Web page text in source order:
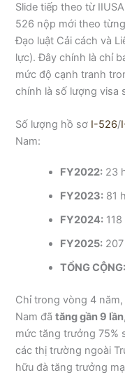
Slide tiếp theo từ
526 nộp mới theo
Đạo luật Cải cách và
lực). Đây chính là chỉ
mức độ cạnh tranh
chính là số lượng visa
Số lượng hồ sơ I-526/
Nam:
FY2022: 23
FY2023: 81
FY2024:
FY2025:
TỔNG CỘNG:
Chỉ trong vòng 4
Nam đãtăng gần 9 lần
mức tăng trưởng 75%
các thị trường ngoài
hữu đà tăng trưởng